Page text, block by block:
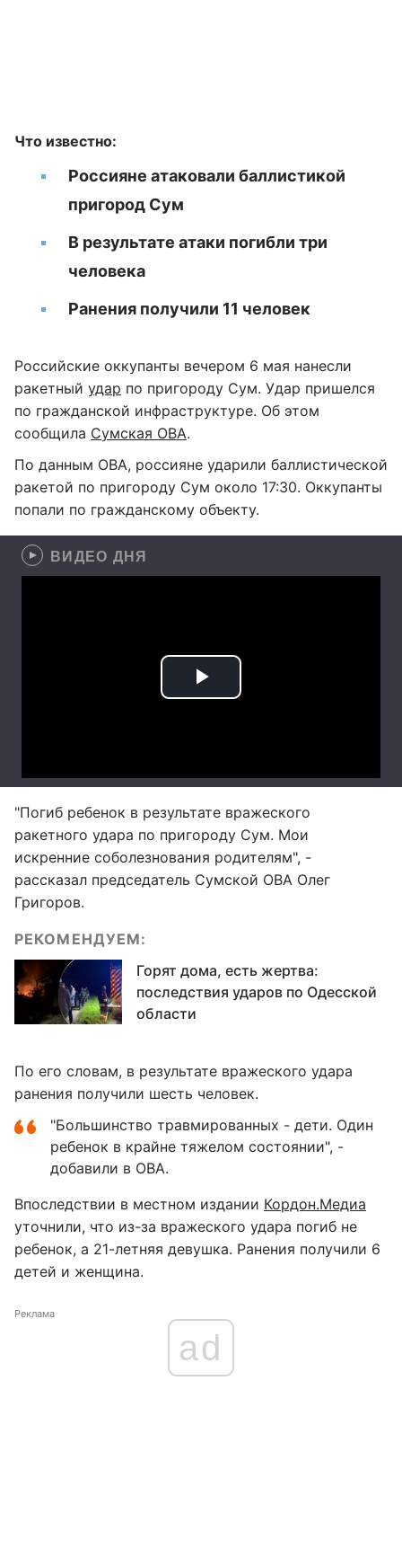
Что известно:
Россияне атаковали баллистикой
пригород Сум
В результате атаки погибли три
человека
Ранения получили 11 человек
Российские оккупанты вечером 6 мая нанесли
ракетный удар по пригороду Сум. Удар пришелся
по гражданской инфраструктуре. Об этом
сообщила Сумская ОВА.
По данным ОВА, россияне ударили баллистической
ракетой по пригороду Сум около 17:30. Оккупанты
попали по гражданскому объекту.
ВИДЕО ДНЯ
"Погиб ребенок в результате вражеского
ракетного удара по пригороду Сум. Мои
искренние соболезнования родителям", -
рассказал председатель Сумской ОВА Олег
Григоров.
РЕКОМЕНДУЕМ:
Горят дома, есть жертва:
последствия ударов по Одесской
области
По его словам, в результате вражеского удара
ранения получили шесть человек.
"Большинство травмированных - дети. Один
ребенок в крайне тяжелом состоянии", -
добавили в ОВА.
Впоследствии в местном издании Кордон.Медиа
уточнили, что из-за вражеского удара погиб не
ребенок, а 21-летняя девушка. Ранения получили 6
детей и женщина.
Реклама
ad